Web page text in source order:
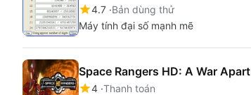
4.7 Bản dùng thử
Máy tính đại số mạnh mẽ
Space Rangers HD: A War Apart
4 Thanh toán